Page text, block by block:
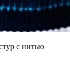
с нитью